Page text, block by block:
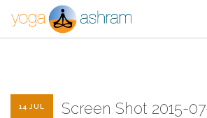
BLOG
14 JUL Screen Shot 2015-